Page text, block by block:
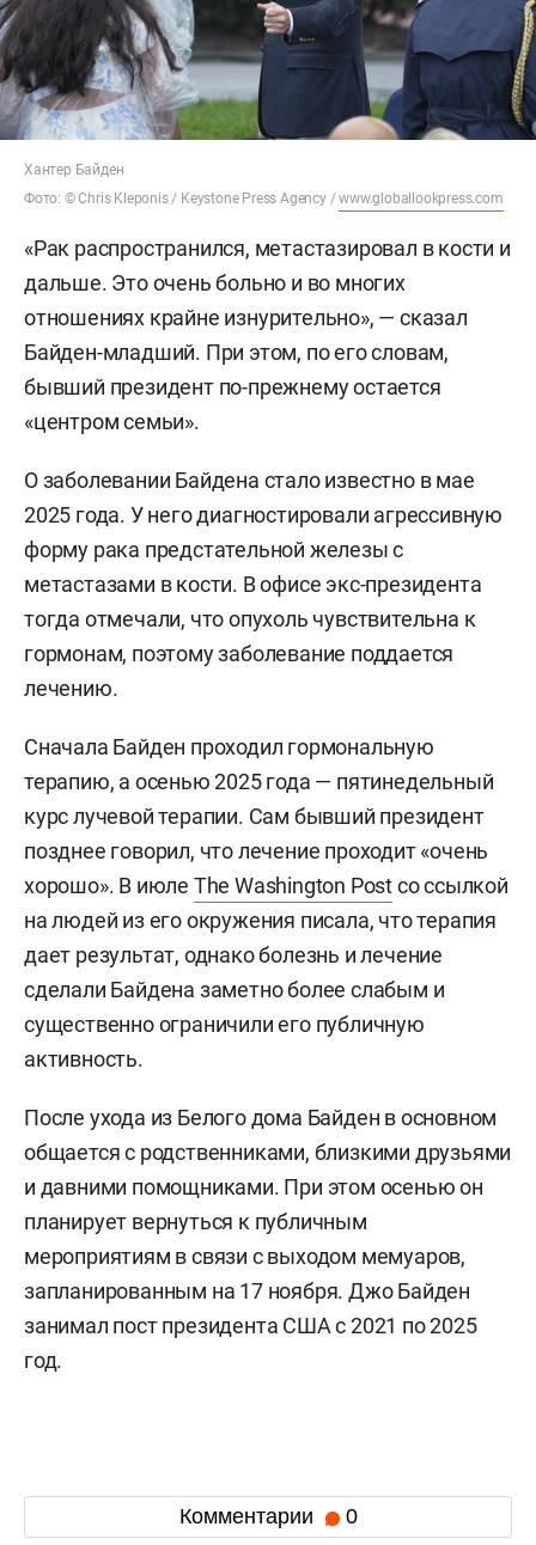
Хантер Байден
Фото: © Chris Kleponis / Keystone Press Agency /www.globallookpress.com
«Рак распространился, метастазировал в кости и
дальше. Это очень больно и во многих
отношениях крайне изнурительно», — сказал
Байден-младший. При этом, по его словам,
бывший президент по-прежнему остается
«центром семьи».
О заболевании Байдена стало известно в мае
2025 года. У него диагностировали агрессивную
форму рака предстательной железы с
метастазами в кости. В офисе экс-президента
тогда отмечали, что опухоль чувствительна к
гормонам, поэтому заболевание поддается
лечению.
Сначала Байден проходил гормональную
терапию, а осенью 2025 года — пятинедельный
курс лучевой терапии. Сам бывший президент
позднее говорил, что лечение проходит «очень
хорошо». В июле The Washington Postсо ссылкой
на людей из его окружения писала, что терапия
дает результат, однако болезнь и лечение
сделали Байдена заметно более слабым и
существенно ограничили его публичную
активность.
После ухода из Белого дома Байден в основном
общается с родственниками, близкими друзьями
и давними помощниками. При этом осенью он
планирует вернуться к публичным
мероприятиям в связи с выходом мемуаров,
запланированным на 17 ноября. Джо Байден
занимал пост президента США с 2021 по 2025
год.
Комментарии 0